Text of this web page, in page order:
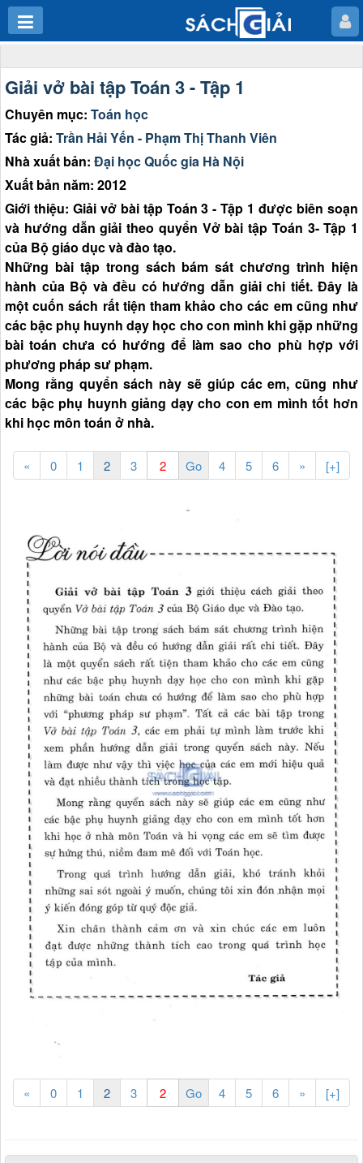
Giải vở bài tập Toán 3 - Tập 1
Chuyên mục: Toán học
Tác giả: Trần Hải Yến - Phạm Thị Thanh Viên
Nhà xuất bản: Đại học Quốc gia Hà Nội
Xuất bản năm: 2012
Giới thiệu: Giải vở bài tập Toán 3 - Tập 1 được biên soạn
và hướng dẫn giải theo quyển Vở bài tập Toán 3- Tập 1
của Bộ giáo dục và đào tạo.
Những bài tập trong sách bám sát chương trình hiện
hành của Bộ và đều có hướng dẫn giải chi tiết. Đây là
một cuốn sách rất tiện tham khảo cho các em cũng như
các bậc phụ huynh dạy học cho con mình khi gặp những
bài toán chưa có hướng để làm sao cho phù hợp với
phương pháp sư phạm.
Mong rằng quyển sách này sẽ giúp các em, cũng như
các bậc phụ huynh giảng dạy cho con em mình tốt hơn
khi học môn toán ở nhà.
« 0 1 2 3 4 5 6 » [+]
« 0 1 2 3 4 5 6 » [+]